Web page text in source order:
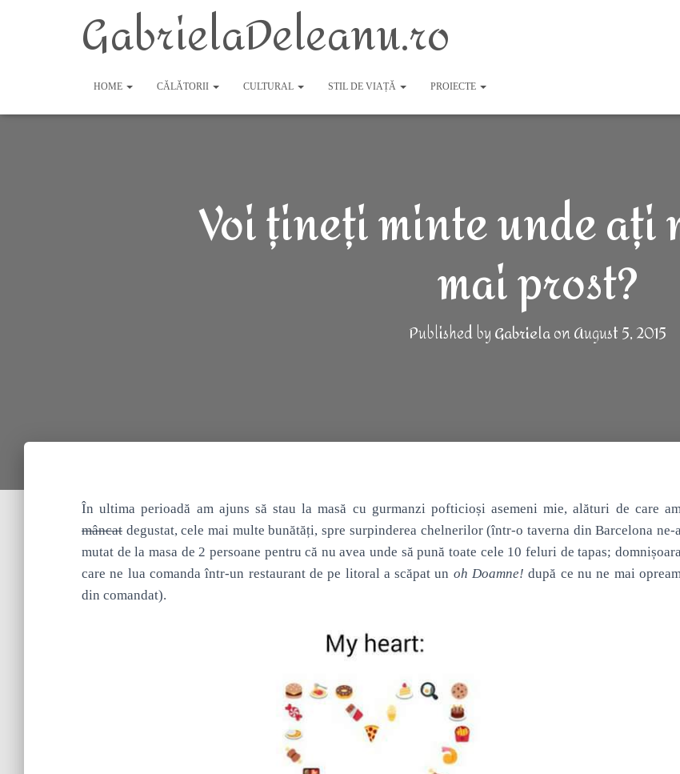
GabrielaDeleanu.ro
HOME CĂLĂTORII CULTURAL STIL DE VIAȚĂ PROIECTE
Voi țineți minte unde ați
mai prost?
Published byGabrielaonAugust 5, 2015
În ultima perioadă am ajuns să stau la masă cu gurmanzi pofticioși asemeni mie, alături de care
mâncat degustat, cele mai multe bunătăți, spre surpinderea chelnerilor (într-o taverna din Barcelona ne-
mutat de la masa de 2 persoane pentru că nu avea unde săpună toate cele 10 feluri de tapas;
care ne lua comanda într-un restaurant de pe litoral a scăpat un oh Doamne!după ce nu ne mai
din comandat).